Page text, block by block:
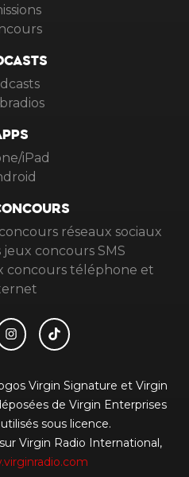
iPad
réseaux sociaux
concours SMS
concours téléphone et
Virgin Signature et Virgin
de Virgin Enterprises
sous licence.
Virgin Radio International,